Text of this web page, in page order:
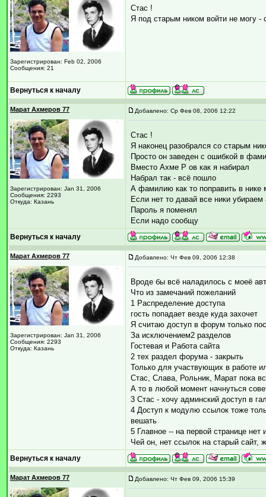
Зарегистрирован: Feb 02, 2006
Сообщения: 21
Стас !
Я под старым ником войти не могу -
Вернуться к началу
Марат Ахмеров 77
Зарегистрирован: Jan 31, 2006
Сообщения: 2293
Откуда: Казань
Добавлено: Ср Фев 08, 2006 12:22
Стас !
Я наконец разобрался со старым
Просто он заведен с ошибкой в
Вместо Ахме Р ов как я набирал
Набрал так - всё пошло
А фамилию как то поправить в нике
Если нет то давай все ники
Пароль я поменял
Если надо сообщу
Вернуться к началу
Марат Ахмеров 77
Зарегистрирован: Jan 31, 2006
Сообщения: 2293
Откуда: Казань
Добавлено: Чт Фев 09, 2006 12:38
Вроде бы всё наладилось с моеё
Что из замечаний пожеланий
1 Распределение доступа
гость попадает везде куда захочет
Я считаю доступ в форум только
За исключением2 разделов
Гостевая и Работа сайта
2 тех раздел форума - закрыть
Только для участвующих в работе
Стас, Слава, Рольник, Марат пока
А то в любой момент начнуться
3 Стас - хочу админский доступ в
4 Доступ к модулю ссылок тоже
вешать
5 Главное -- на первой странице нет
Чей он, нет ссылок на старый
Вернуться к началу
Марат Ахмеров 77 Добавлено: Чт Фев 09, 2006 15:39